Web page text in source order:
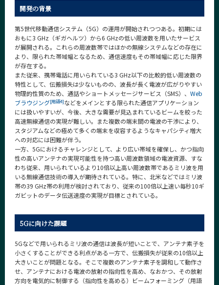
開発の背景
第5世代移動通信システム（5G）の運用が開始されつつある。初期には
おもに3 GHz（ギガヘルツ）から6 GHzの低い周波数を用いたサービス
が展開される。これらの周波数帯ではほかの無線システムなどの存在に
より、限られた帯域幅となるため、通信速度もその帯域幅に応じた限界
が存在する。
また従来、携帯電話に用いられている3 GHz以下の比較的低い周波数の
特性として、伝搬損失は少ないものの、波長が長く電波が広がりやすい
物理的性質のため、通話やショートメッセージサービス（SMS）、 Web
ブラウジング[用語4]などをメインとする限られた通信アプリケーション
には扱いやすいが、今後、大きな需要が見込まれているビームを絞った
高速無線通信の実現が難しい。また複数の端末間の電波の干渉により、
スタジアムなどの極めて多くの端末を収容するようなキャパシティ増大
への対応には困難が伴う。
一方、5Gにおけるチャレンジとして、より広い帯域を確保し、かつ指向
性の高いアンテナの実現可能性を持つ高い周波数領域の電波資源、すな
わち従来、用いられているより10倍以上高い周波数帯であるミリ波を用
いる無線通信技術の導入が期待されている。特に、北米などではミリ波
帯の39 GHz帯の利用が検討されており、従来の100倍以上速い毎秒10ギ
ガビットのデータ伝送速度の実現が目標とされている。
5Gに向けた課題
5Gなどで用いられるミリ波の通信は波長が短いことで、アンテナ素子を
小さくすることができる利点がある一方で、伝搬損失が従来の10倍以上
大きいことが問題となる。そこで複数のアンテナ素子を調和して動作さ
せ、アンテナにおける電波の放射の指向性を高め、なおかつ、その放射
方向を電気的に制御する（指向性を高める）ビームフォーミング（用語